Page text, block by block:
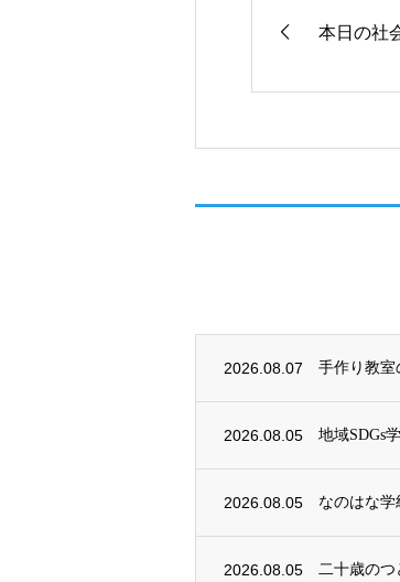
本日の社
2026.08.07 手作り教室
2026.08.05 地域SDGs
2026.08.05 なのはな
2026.08.05 二十歳のつ